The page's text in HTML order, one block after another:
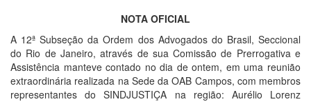
NOTA OFICIAL
A 12ª Subseção da Ordem dos Advogados do Brasil, Seccional
do Rio de Janeiro, através de sua Comissão de Prerrogativa e
Assistência manteve contado no dia de ontem, em uma reunião
extraordinária realizada na Sede da OAB Campos, com membros
representantes do SINDJUSTIÇA na região: Aurélio Lorenz